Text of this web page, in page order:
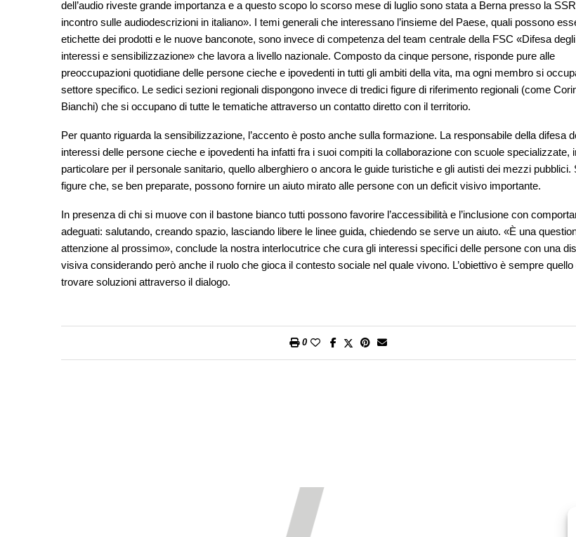
dell’audio riveste grande importanza e a questo scopo lo scorso mese di luglio sono stata a Berna presso la
incontro sulle audiodescrizioni in italiano». I temi generali che interessano l’insieme del Paese, quali possono
etichette dei prodotti e le nuove banconote, sono invece di competenza del team centrale della FSC «Difesa degli
interessi e sensibilizzazione» che lavora a livello nazionale. Composto da cinque persone, risponde pure alle
preoccupazioni quotidiane delle persone cieche e ipovedenti in tutti gli ambiti della vita, ma ogni membro si
settore specifico. Le sedici sezioni regionali dispongono invece di tredici figure di riferimento regionali (come
Bianchi) che si occupano di tutte le tematiche attraverso un contatto diretto con il territorio.
Per quanto riguarda la sensibilizzazione, l’accento è posto anche sulla formazione. La responsabile della difesa
interessi delle persone cieche e ipovedenti ha infatti fra i suoi compiti la collaborazione con scuole specializzate,
particolare per il personale sanitario, quello alberghiero o ancora le guide turistiche e gli autisti dei mezzi pubblici.
figure che, se ben preparate, possono fornire un aiuto mirato alle persone con un deficit visivo importante.
In presenza di chi si muove con il bastone bianco tutti possono favorire l’accessibilità e l’inclusione con
adeguati: salutando, creando spazio, lasciando libere le linee guida, chiedendo se serve un aiuto. «È una
attenzione al prossimo», conclude la nostra interlocutrice che cura gli interessi specifici delle persone con una
visiva considerando però anche il ruolo che gioca il contesto sociale nel quale vivono. L’obiettivo è sempre quello
trovare soluzioni attraverso il dialogo.
0